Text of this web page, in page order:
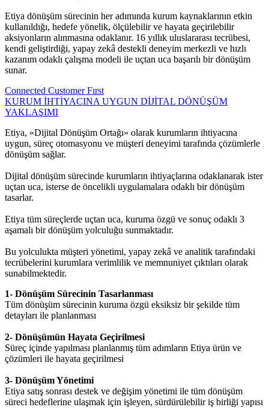
Etiya dönüşüm sürecinin her adımında kurum kaynaklarının etkin
kullanıldığı, hedefe yönelik, ölçülebilir ve hayata geçirilebilir
aksiyonların alınmasına odaklanır. 16 yıllık uluslararası tecrübesi,
kendi geliştirdiği, yapay zekâ destekli deneyim merkezli ve hızlı
kazanım odaklı çalışma modeli ile uçtan uca başarılı bir dönüşüm
sunar.
Connected Customer Fırst
KURUM İHTİYACINA UYGUN DİJİTAL DÖNÜŞÜM
YAKLAŞIMI
Etiya, «Dijital Dönüşüm Ortağı» olarak kurumların ihtiyacına
uygun, süreç otomasyonu ve müşteri deneyimi tarafında çözümlerle
dönüşüm sağlar.
Dijital dönüşüm sürecinde kurumların ihtiyaçlarına odaklanarak ister
uçtan uca, isterse de öncelikli uygulamalara odaklı bir dönüşüm
tasarlar.
Etiya tüm süreçlerde uçtan uca, kuruma özgü ve sonuç odaklı 3
aşamalı bir dönüşüm yolculuğu sunmaktadır.
Bu yolculukta müşteri yönetimi, yapay zekâ ve analitik tarafındaki
tecrübelerini kurumlara verimlilik ve memnuniyet çıktıları olarak
sunabilmektedir.
1- Dönüşüm Sürecinin Tasarlanması
Tüm dönüşüm sürecinin kuruma özgü eksiksiz bir şekilde tüm
detayları ile planlanması
2- Dönüşümün Hayata Geçirilmesi
Süreç içinde yapılması planlanmış tüm adımların Etiya ürün ve
çözümleri ile hayata geçirilmesi
3- Dönüşüm Yönetimi
Etiya satış sonrası destek ve değişim yönetimi ile tüm dönüşüm
süreci hedeflerine ulaşmak için işleyen, sürdürülebilir iş birliği yapısı